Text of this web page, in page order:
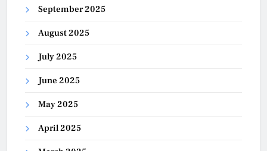
September 2025
August 2025
July 2025
June 2025
May 2025
April 2025